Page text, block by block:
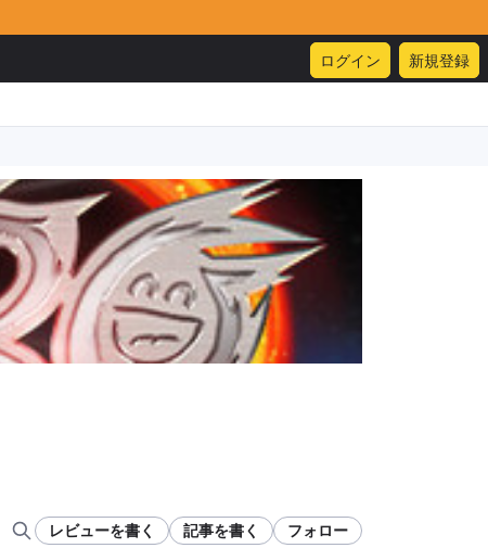
ログイン 新規登録
レビューを書く 記事を書く フォロー